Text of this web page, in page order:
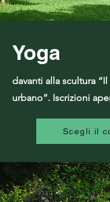
Yoga
davanti alla scultura
urbano”. Iscrizioni
Scegli il